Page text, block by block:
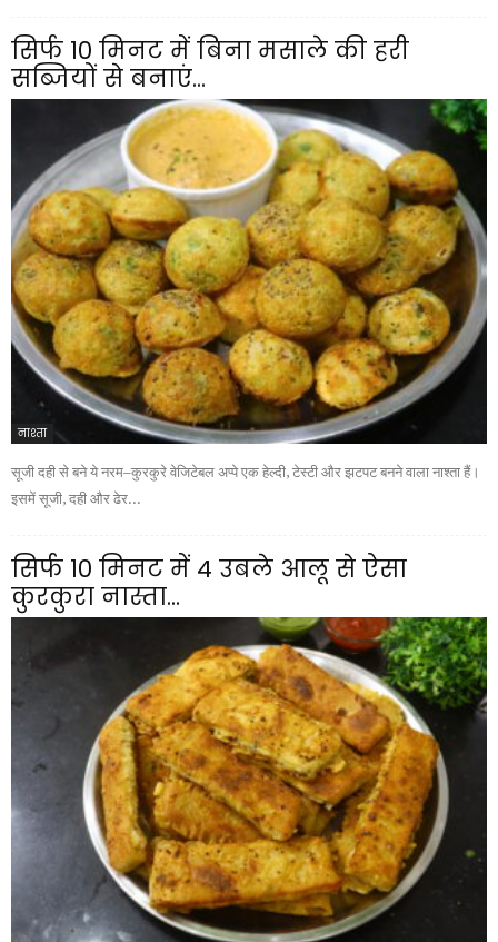
सिर्फ 10 मिनट में बिना मसाले की हरी
सब्जियों से बनाएं...
नाश्ता
सूजी दही से बने ये नरम–कुरकुरे वेजिटेबल अप्पे एक हेल्दी, टेस्टी और झटपट बनने वाला नाश्ता हैं।
इसमें सूजी, दही और ढेर...
सिर्फ 10 मिनट में 4 उबले आलू से ऐसा
कुरकुरा नास्ता...